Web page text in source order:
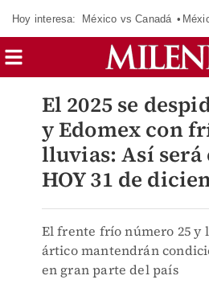
Hoy interesa: México vs Canadá
El 2025 se
y Edomex con
lluvias: Así
HOY 31 de
El frente frío número 25 y
ártico mantendrán
en gran parte del país